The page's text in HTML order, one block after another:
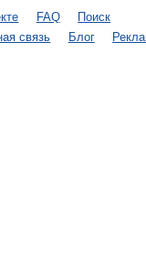
FAQ
Поиск
связь
Блог